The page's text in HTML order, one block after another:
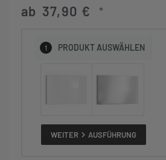
ab 37,90 € *
1 PRODUKT AUSWÄHLEN
WEITER AUSFÜHRUNG